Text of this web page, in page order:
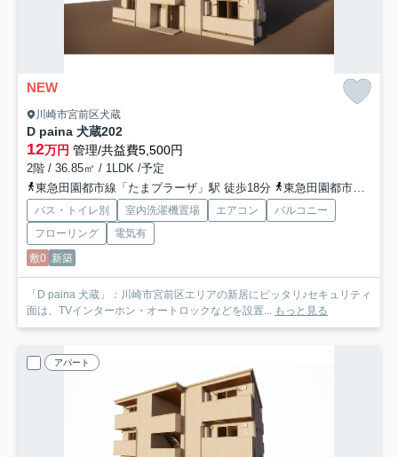
NEW
川崎市宮前区犬蔵
D paina 犬蔵202
12万円 管理/共益費5,500円
2階 / 36.85㎡ / 1LDK /予定
東急田園都市線「たまプラーザ」駅 徒歩18分
東急田園都市線「鷺沼」駅 徒歩25分
バス・トイレ別 室内洗濯機置場 エアコン
バルコニー
フローリング
電気有
敷0 新築
「D paina 犬蔵」：川崎市宮前区エリアの新居にピッタリ♪セキュリティ
面は、TVインターホン・オートロックなどを設置... もっと見る
アパート